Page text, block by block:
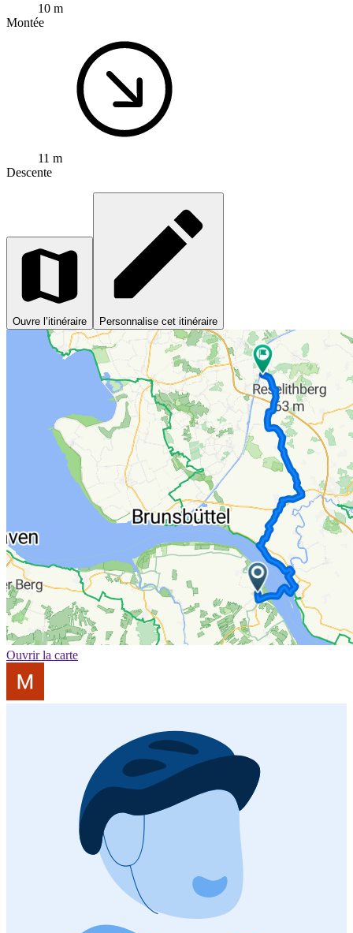
10 m
Montée
11 m
Descente
Ouvre l’itinéraire Personnalise cet itinéraire
Ouvrir la carte